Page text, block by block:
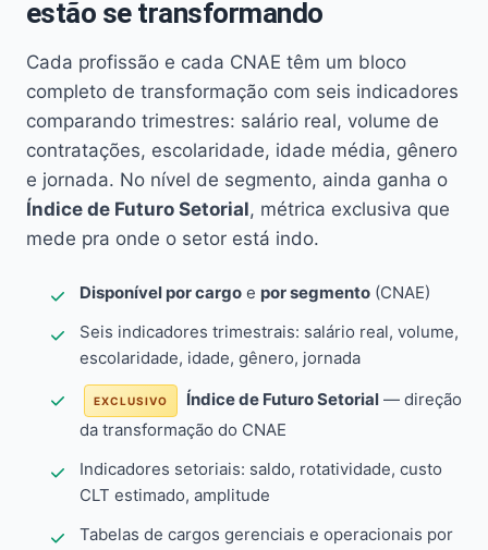
estão se transformando
Cada profissão e cada CNAE têm um bloco
completo de transformação com seis indicadores
comparando trimestres: salário real, volume de
contratações, escolaridade, idade média, gênero
e jornada. No nível de segmento, ainda ganha o
Índice de Futuro Setorial, métrica exclusiva que
mede pra onde o setor está indo.
Disponível por cargo e por segmento (CNAE)
Seis indicadores trimestrais: salário real, volume,
escolaridade, idade, gênero, jornada
EXCLUSIVO Índice de Futuro Setorial — direção
da transformação do CNAE
Indicadores setoriais: saldo, rotatividade, custo
CLT estimado, amplitude
Tabelas de cargos gerenciais e operacionais por